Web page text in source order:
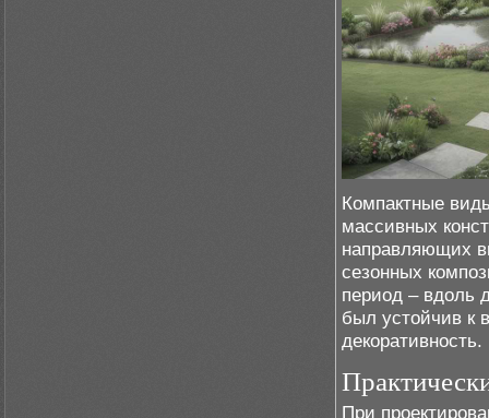
Компактные
массивных
направляющих
сезонных
период – вдоль
был устойчив к
декоративность.
При